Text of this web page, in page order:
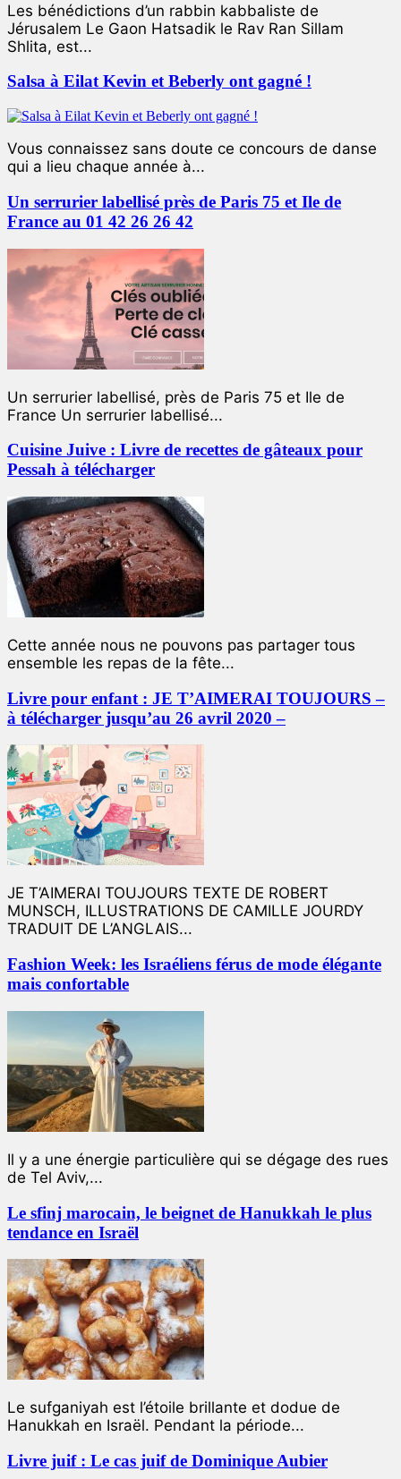
Les bénédictions d’un rabbin kabbaliste de
Jérusalem Le Gaon Hatsadik le Rav Ran Sillam
Shlita, est...
Salsa à Eilat Kevin et Beberly ont gagné !
Vous connaissez sans doute ce concours de danse
qui a lieu chaque année à...
Un serrurier labellisé près de Paris 75 et Ile de
France au 01 42 26 26 42
Un serrurier labellisé, près de Paris 75 et Ile de
France Un serrurier labellisé...
Cuisine Juive : Livre de recettes de gâteaux pour
Pessah à télécharger
Cette année nous ne pouvons pas partager tous
ensemble les repas de la fête...
Livre pour enfant : JE T’AIMERAI TOUJOURS –
à télécharger jusqu’au 26 avril 2020 –
JE T’AIMERAI TOUJOURS TEXTE DE ROBERT
MUNSCH, ILLUSTRATIONS DE CAMILLE JOURDY
TRADUIT DE L’ANGLAIS...
Fashion Week: les Israéliens férus de mode élégante
mais confortable
Il y a une énergie particulière qui se dégage des rues
de Tel Aviv,...
Le sfinj marocain, le beignet de Hanukkah le plus
tendance en Israël
Le sufganiyah est l’étoile brillante et dodue de
Hanukkah en Israël. Pendant la période...
Livre juif : Le cas juif de Dominique Aubier